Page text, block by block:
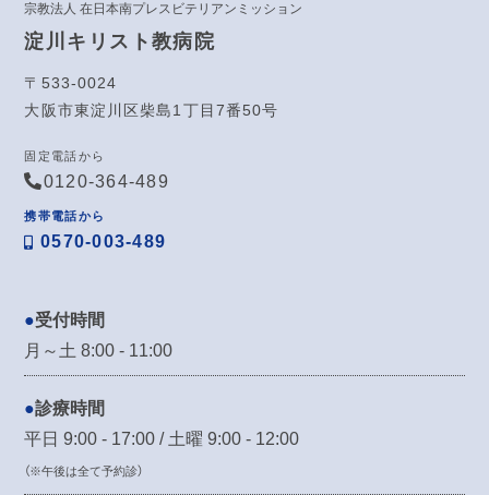
宗教法人 在日本南プレスビテリアンミッション
淀川キリスト教病院
〒533-0024
大阪市東淀川区柴島1丁目7番50号
固定電話から
0120-364-489
携帯電話から
0570-003-489
受付時間
月～土 8:00 - 11:00
診療時間
平日 9:00 - 17:00 / 土曜 9:00 - 12:00
（※午後は全て予約診）